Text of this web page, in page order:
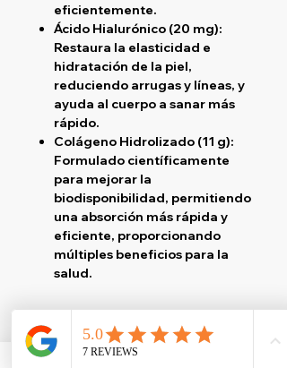
eficientemente.
Ácido Hialurónico (20 mg):
Restaura la elasticidad e
hidratación de la piel,
reduciendo arrugas y líneas, y
ayuda al cuerpo a sanar más
rápido.
Colágeno Hidrolizado (11 g):
Formulado científicamente
para mejorar la
biodisponibilidad, permitiendo
una absorción más rápida y
eficiente, proporcionando
múltiples beneficios para la
salud.
Instrucciones de Uso:
Mezcla una porción (un scoop) en